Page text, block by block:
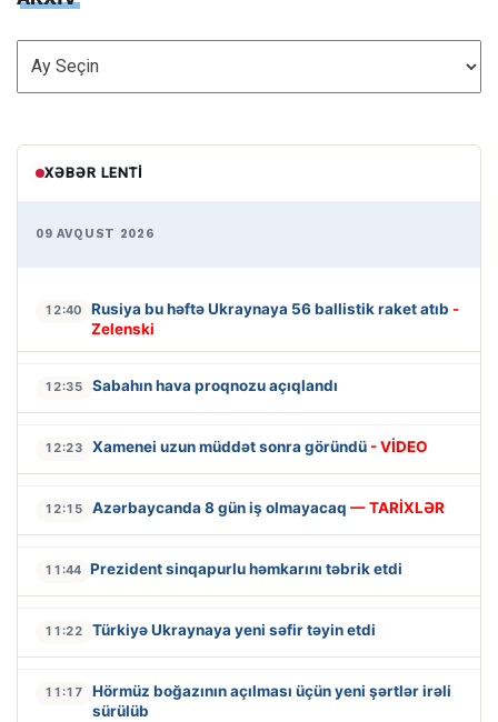
ARXİV
XƏBƏR LENTI
09 AVQUST 2026
12:40 Rusiya bu həftə Ukraynaya 56 ballistik raket atıb -
Zelenski
12:35 Sabahın hava proqnozu açıqlandı
12:23 Xamenei uzun müddət sonra göründü - VİDEO
12:15 Azərbaycanda 8 gün iş olmayacaq — TARİXLƏR
11:44 Prezident sinqapurlu həmkarını təbrik etdi
11:22 Türkiyə Ukraynaya yeni səfir təyin etdi
11:17
Hörmüz boğazının açılması üçün yeni şərtlər irəli
sürülüb